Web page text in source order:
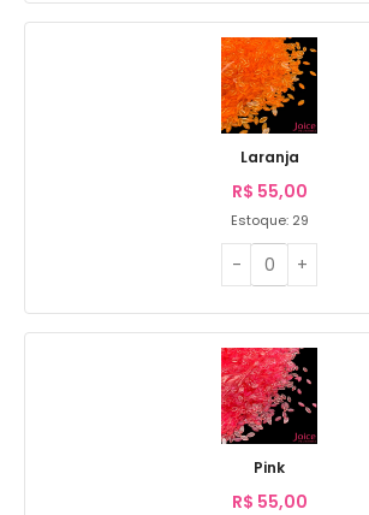
Laranja
R$ 55,00
Estoque: 29
Pink
R$ 55,00